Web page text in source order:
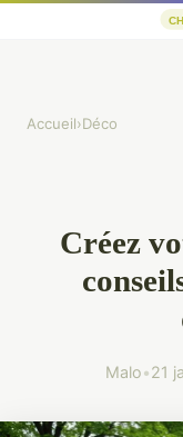
Accueil›Déco
Créez
Malo•21